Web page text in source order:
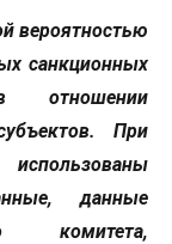
вероятностью
санкционных
При
данные
комитета,